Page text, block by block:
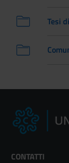
Tesi
CONTATTI